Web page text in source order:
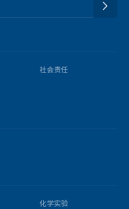
社会责任
化学实验